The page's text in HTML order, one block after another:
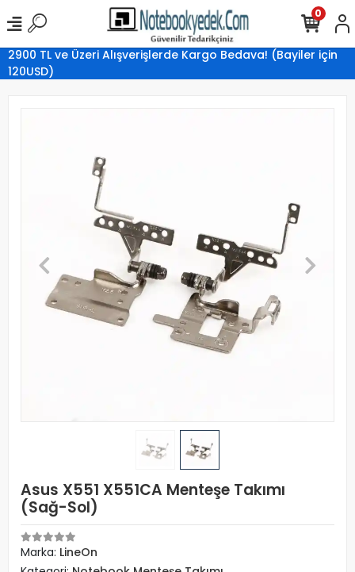
2900 TL ve Üzeri Alışverişlerde Kargo Bedava! (Bayiler için
120USD)
0
Asus X551 X551CA Menteşe Takımı
(Sağ-Sol)
Marka: LineOn